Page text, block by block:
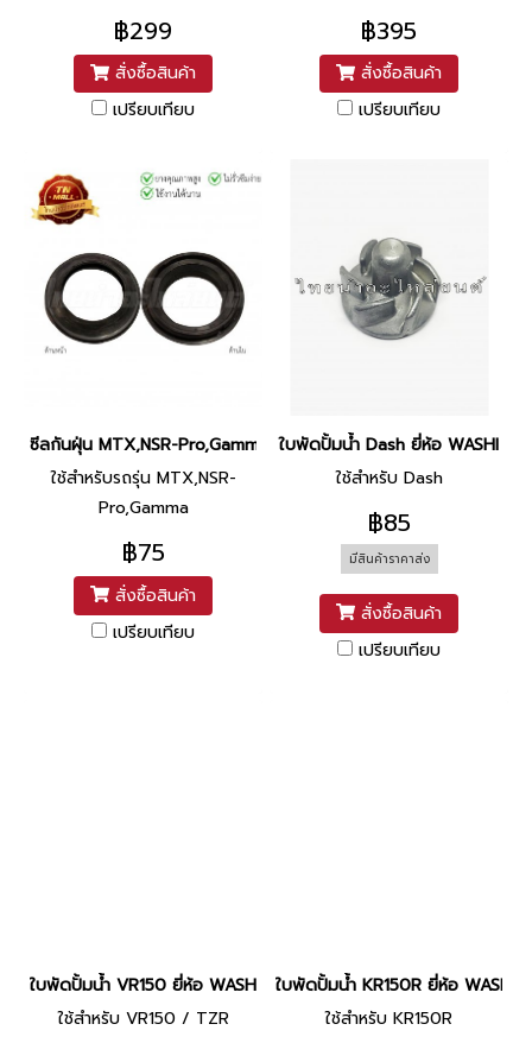
฿299
สั่งซื้อสินค้า
เปรียบเทียบ
฿395
สั่งซื้อสินค้า
เปรียบเทียบ
ซีลกันฝุ่น MTX,NSR-Pro,Gamma (35-48-9) ยี่ห้อ Honda
ใช้สำหรับรถรุ่น MTX,NSR-
Pro,Gamma
฿75
สั่งซื้อสินค้า
เปรียบเทียบ
ใบพัดปั้มน้ำ Dash ยี่ห้อ WASHI
ใช้สำหรับ Dash
฿85
มีสินค้าราคาส่ง
สั่งซื้อสินค้า
เปรียบเทียบ
ใบพัดปั้มน้ำ VR150 ยี่ห้อ WASHI
ใช้สำหรับ VR150 / TZR
ใบพัดปั้มน้ำ KR150R ยี่ห้อ WASHI
ใช้สำหรับ KR150R